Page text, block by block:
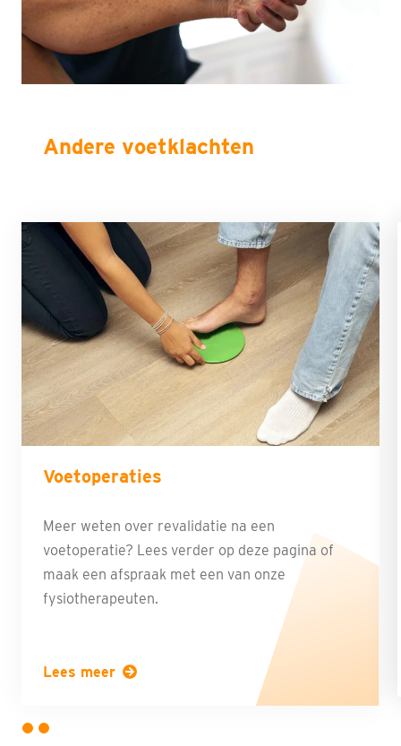
Andere voetklachten
Voetoperaties
Meer weten over revalidatie na een
voetoperatie? Lees verder op deze pagina of
maak een afspraak met een van onze
fysiotherapeuten.
Lees meer